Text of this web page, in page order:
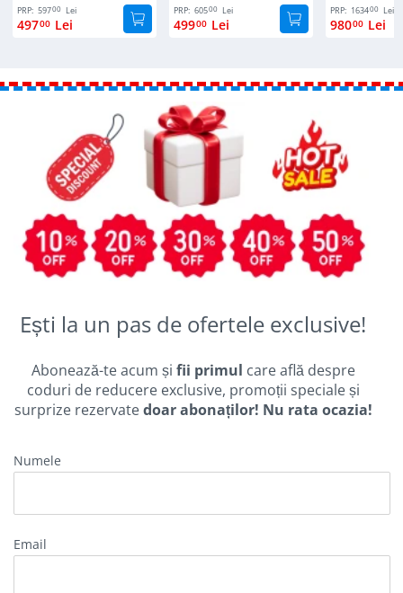
PRP: 59700 Lei
49700 Lei
PRP: 60500 Lei
49900 Lei
PRP: 163400 Lei
98000 Lei
Ești la un pas de ofertele exclusive!
Abonează-te acum și fii primul care află despre
coduri de reducere exclusive, promoții speciale și
surprize rezervatedoar abonaților! Nu rata ocazia!
Numele
email